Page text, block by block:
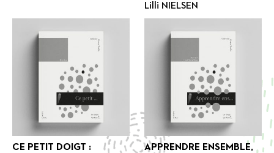
Lilli NIELSEN
CE PETIT DOIGT :
APPRENDRE ENSEMBLE,